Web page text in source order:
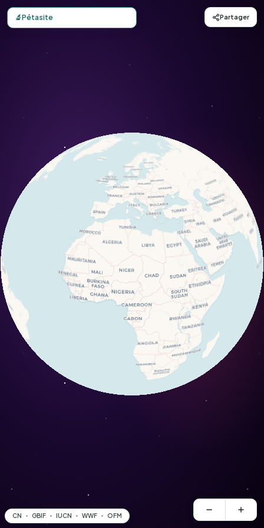
Carte d'observation du Pétasite (Petasites fragrans) -
🔬Pétasite Partager
CN GBIF IUCN WWF OFM